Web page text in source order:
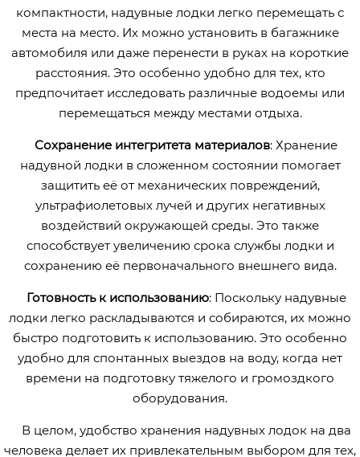
компактности, надувные лодки легко перемещать с
места на место. Их можно установить в багажнике
автомобиля или даже перенести в руках на короткие
расстояния. Это особенно удобно для тех, кто
предпочитает исследовать различные водоемы или
перемещаться между местами отдыха.
Сохранение интегритета материалов: Хранение
надувной лодки в сложенном состоянии помогает
защитить её от механических повреждений,
ультрафиолетовых лучей и других негативных
воздействий окружающей среды. Это также
способствует увеличению срока службы лодки и
сохранению её первоначального внешнего вида.
Готовность к использованию: Поскольку надувные
лодки легко раскладываются и собираются, их можно
быстро подготовить к использованию. Это особенно
удобно для спонтанных выездов на воду, когда нет
времени на подготовку тяжелого и громоздкого
оборудования.
В целом, удобство хранения надувных лодок на два
человека делает их привлекательным выбором для тех,